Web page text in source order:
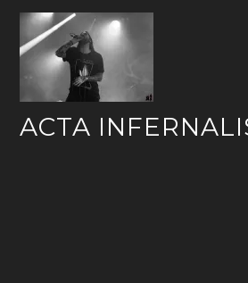
Skip
content
ACTA